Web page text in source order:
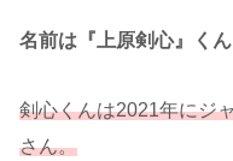
名前は『上原剣心』くん
剣心くんは2021年にジ
さん。